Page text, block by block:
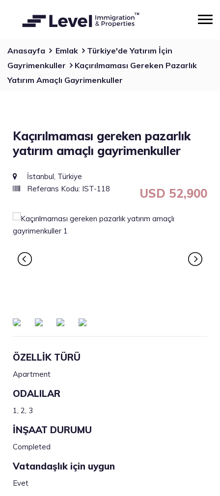
Anasayfa Emlak
Türkiye'de Yatırım İçin
Gayrimenkuller
Kaçırılmaması Gereken Pazarlık
Yatırım Amaçlı Gayrimenkuller
Kaçırılmaması gereken pazarlık
yatırım amaçlı gayrimenkuller
İstanbul, Türkiye
Referans Kodu: IST-118
USD 52,900
ÖZELLİK TÜRÜ
Apartment
ODALILAR
1, 2, 3
İNŞAAT DURUMU
Completed
Vatandaşlık için uygun
Evet